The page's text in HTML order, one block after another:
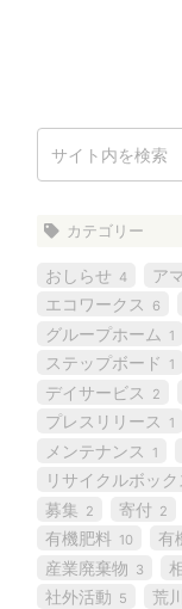
カテゴリー
おしらせ 4 ア
エコワークス 6
グループホーム 1
ステップボード 1
デイサービス 2
プレスリリース 1
メンテナンス 1
リサイクルボック
募集 2 寄付 2
有機肥料 10 有
産業廃棄物 3
社外活動 5 荒